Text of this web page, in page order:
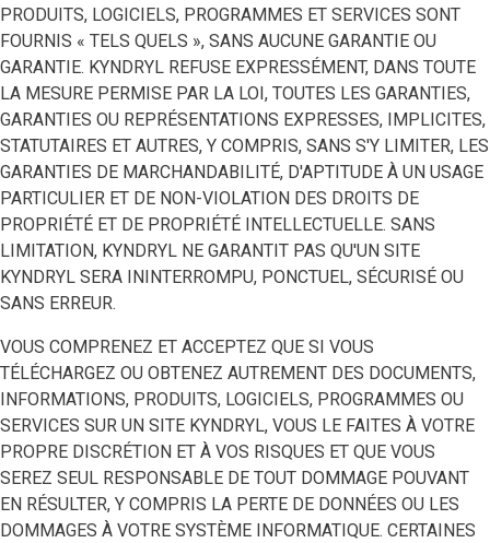
PRODUITS, LOGICIELS, PROGRAMMES ET SERVICES SONT
FOURNIS « TELS QUELS », SANS AUCUNE GARANTIE OU
GARANTIE. KYNDRYL REFUSE EXPRESSÉMENT, DANS TOUTE
LA MESURE PERMISE PAR LA LOI, TOUTES LES GARANTIES,
GARANTIES OU REPRÉSENTATIONS EXPRESSES, IMPLICITES,
STATUTAIRES ET AUTRES, Y COMPRIS, SANS S'Y LIMITER, LES
GARANTIES DE MARCHANDABILITÉ, D'APTITUDE À UN USAGE
PARTICULIER ET DE NON-VIOLATION DES DROITS DE
PROPRIÉTÉ ET DE PROPRIÉTÉ INTELLECTUELLE. SANS
LIMITATION, KYNDRYL NE GARANTIT PAS QU'UN SITE
KYNDRYL SERA ININTERROMPU, PONCTUEL, SÉCURISÉ OU
SANS ERREUR.
VOUS COMPRENEZ ET ACCEPTEZ QUE SI VOUS
TÉLÉCHARGEZ OU OBTENEZ AUTREMENT DES DOCUMENTS,
INFORMATIONS, PRODUITS, LOGICIELS, PROGRAMMES OU
SERVICES SUR UN SITE KYNDRYL, VOUS LE FAITES À VOTRE
PROPRE DISCRÉTION ET À VOS RISQUES ET QUE VOUS
SEREZ SEUL RESPONSABLE DE TOUT DOMMAGE POUVANT
EN RÉSULTER, Y COMPRIS LA PERTE DE DONNÉES OU LES
DOMMAGES À VOTRE SYSTÈME INFORMATIQUE. CERTAINES